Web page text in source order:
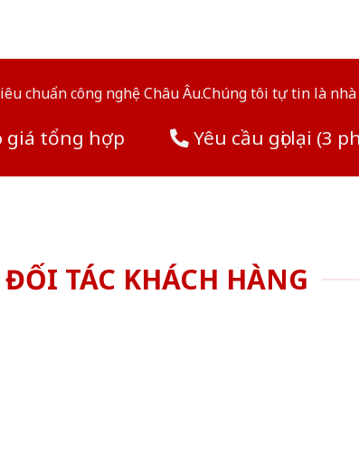
chuẩn công nghệ Châu Âu.Chúng tôi tự tin là
giá tổng hợp Yêu cầu gọi lại (3
ĐỐI TÁC KHÁCH HÀNG